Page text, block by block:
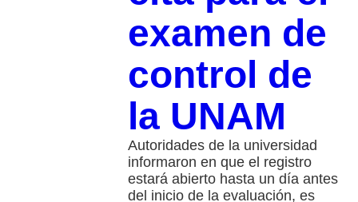
examen de
control de
la UNAM
Autoridades de la universidad
informaron en que el registro
estará abierto hasta un día antes
del inicio de la evaluación, es